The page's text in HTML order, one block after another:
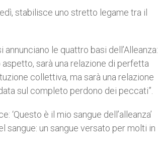
stabilisce uno stretto legame tra il
le quattro basi dell’Alleanza:
sarà una relazione di perfetta
collettiva, ma sarà una relazione
sul completo perdono dei peccati”.
‘Questo è il mio sangue dell’alleanza’
sangue: un sangue versato per molti in